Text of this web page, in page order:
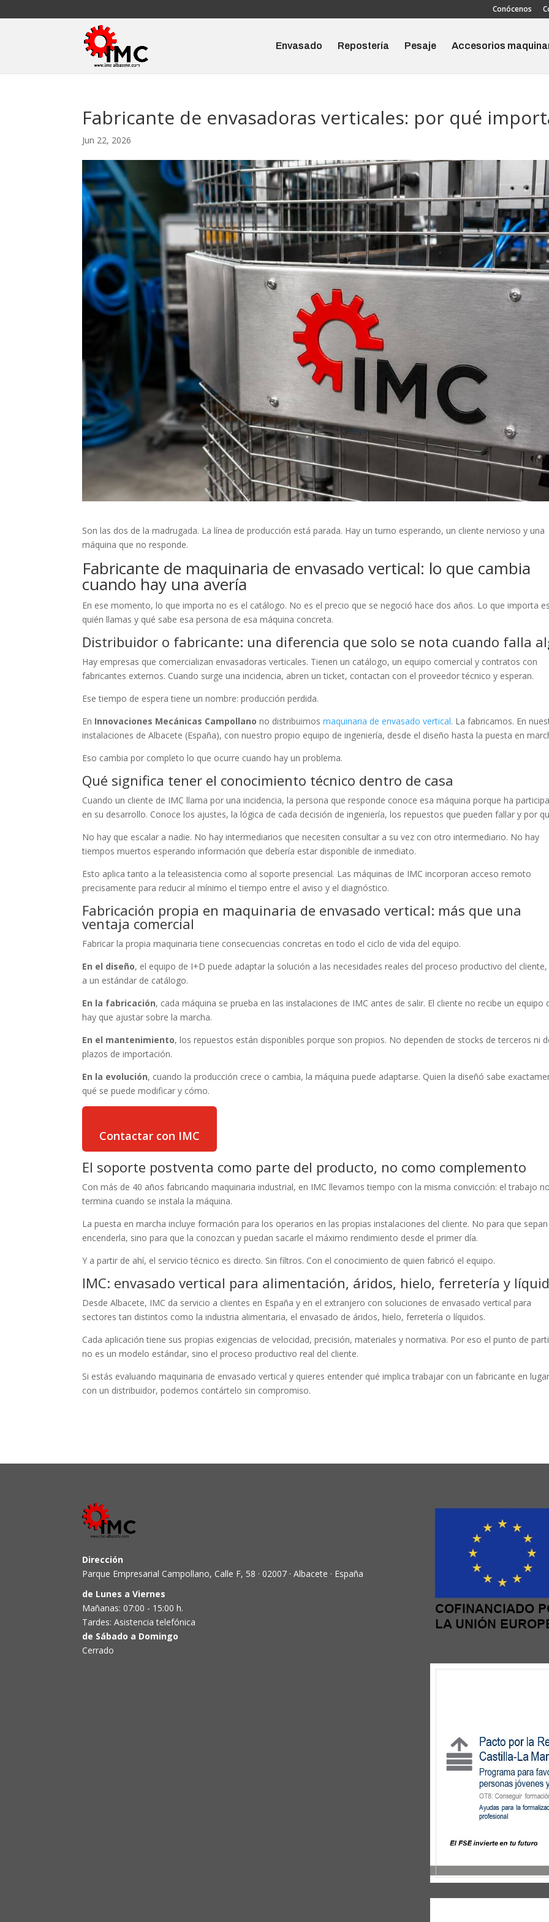
Conócenos
Envasado Repostería Pesaje Accesorios
Fabricante de envasadoras verticales: por qué
Jun 22, 2026
Son las dos de la madrugada. La línea de producción está parada. Hay un turno esperando, un cliente nervioso y una
máquina que no responde.
Fabricante de maquinaria de envasado vertical: lo que cambia
cuando hay una avería
En ese momento, lo que importa no es el catálogo. No es el precio que se negoció hace dos años. Lo que importa
quién llamas y qué sabe esa persona de esa máquina concreta.
Distribuidor o fabricante: una diferencia que solo se nota cuando falla
Hay empresas que comercializan envasadoras verticales. Tienen un catálogo, un equipo comercial y contratos con
fabricantes externos. Cuando surge una incidencia, abren un ticket, contactan con el proveedor técnico y esperan.
Ese tiempo de espera tiene un nombre: producción perdida.
En Innovaciones Mecánicas Campollano no distribuimosmaquinaria de envasado vertical. La fabricamos. En
instalaciones de Albacete (España), con nuestro propio equipo de ingeniería, desde el diseño hasta la puesta en
Eso cambia por completo lo que ocurre cuando hay un problema.
Qué significa tener el conocimiento técnico dentro de casa
Cuando un cliente de IMC llama por una incidencia, la persona que responde conoce esa máquina porque ha
en su desarrollo. Conoce los ajustes, la lógica de cada decisión de ingeniería, los repuestos que pueden fallar y por
No hay que escalar a nadie. No hay intermediarios que necesiten consultar a su vez con otro intermediario. No hay
tiempos muertos esperando información que debería estar disponible de inmediato.
Esto aplica tanto a la teleasistencia como al soporte presencial. Las máquinas de IMC incorporan acceso remoto
precisamente para reducir al mínimo el tiempo entre el aviso y el diagnóstico.
Fabricación propia en maquinaria de envasado vertical: más que una
ventaja comercial
Fabricar la propia maquinaria tiene consecuencias concretas en todo el ciclo de vida del equipo.
En el diseño, el equipo de I+D puede adaptar la solución a las necesidades reales del proceso productivo del
a un estándar de catálogo.
En la fabricación, cada máquina se prueba en las instalaciones de IMC antes de salir. El cliente no recibe un equipo
hay que ajustar sobre la marcha.
En el mantenimiento, los repuestos están disponibles porque son propios. No dependen de stocks de terceros ni
plazos de importación.
En la evolución, cuando la producción crece o cambia, la máquina puede adaptarse. Quien la diseñó sabe
qué se puede modificar y cómo.
Contactar con IMC
El soporte postventa como parte del producto, no como complemento
Con más de 40 años fabricando maquinaria industrial, en IMC llevamos tiempo con la misma convicción: el trabajo
termina cuando se instala la máquina.
La puesta en marcha incluye formación para los operarios en las propias instalaciones del cliente. No para que sepan
encenderla, sino para que la conozcan y puedan sacarle el máximo rendimiento desde el primer día.
Y a partir de ahí, el servicio técnico es directo. Sin filtros. Con el conocimiento de quien fabricó el equipo.
IMC: envasado vertical para alimentación, áridos, hielo, ferretería y
Desde Albacete, IMC da servicio a clientes en España y en el extranjero con soluciones de envasado vertical para
sectores tan distintos como la industria alimentaria, el envasado de áridos, hielo, ferretería o líquidos.
Cada aplicación tiene sus propias exigencias de velocidad, precisión, materiales y normativa. Por eso el punto de
no es un modelo estándar, sino el proceso productivo real del cliente.
Si estás evaluando maquinaria de envasado vertical y quieres entender qué implica trabajar con un fabricante en
con un distribuidor, podemos contártelo sin compromiso.
Dirección
Parque Empresarial Campollano, Calle F, 58 · 02007 · Albacete · España
de Lunes a Viernes
Mañanas: 07:00 - 15:00 h.
Tardes: Asistencia telefónica
de Sábado a Domingo
Cerrado